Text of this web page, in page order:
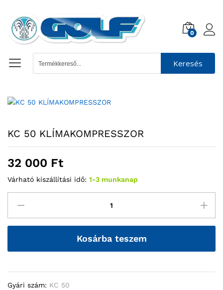
0
Keresés
KC 50 KLÍMAKOMPRESSZOR
32 000 Ft
Várható kiszállítási idő: 1-3 munkanap
Kosárba teszem
Gyári szám: KC 50